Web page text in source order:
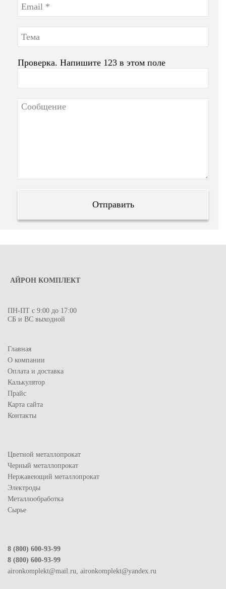
Проверка. Напишите 123 в этом поле
АЙРОН КОМПЛЕКТ
ПН-ПТ с 9:00 до 17:00
СБ и ВС выходной
Главная
О компании
Оплата и доставка
Калькулятор
Прайс
Карта сайта
Контакты
Цветной металлопрокат
Черный металлопрокат
Нержавеющий металлопрокат
Электроды
Металлообработка
Сырье
8 (800) 600-93-99
8 (800) 600-93-99
aironkomplekt@mail.ru, aironkomplekt@yandex.ru